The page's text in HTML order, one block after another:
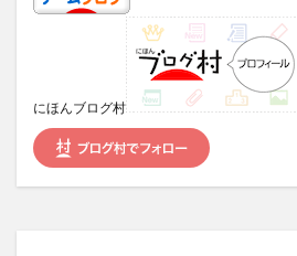
にほんブログ村